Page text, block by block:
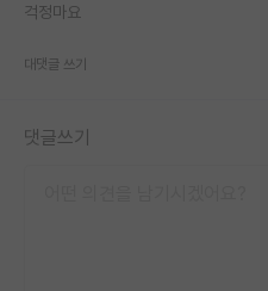
걱정마요
대댓글 쓰기
댓글쓰기